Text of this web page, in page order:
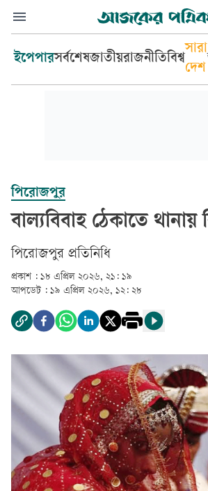
ইপেপারসর্বশেষজাতীয়রাজনীতিবিশ্ব
সারা
দেশ
পিরোজপুর
বাল্যবিবাহ ঠেকাতে থানায়
পিরোজপুর প্রতিনিধি
প্রকাশ : ১৮ এপ্রিল ২০২৬, ২১: ১৯
আপডেট : ১৯ এপ্রিল ২০২৬, ১২: ২৮